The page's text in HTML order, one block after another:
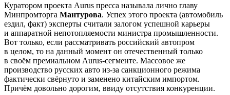
Куратором проекта Aurus пресса называла лично главу
Минпромторга Мантурова. Успех этого проекта (автомобиль
ездил, факт) эксперты считали залогом успешной карьеры
и аппаратной непотопляемости министра промышленности.
Вот только, если рассматривать российский автопром
в целом, то на данный момент он отечественный только
в своём премиальном Aurus-сегменте. Массовое же
производство русских авто из-за санкционного режима
фактически свёрнуто и заменено китайским импортом.
Причём довольно дорогим, ввиду отсутствия конкуренции.